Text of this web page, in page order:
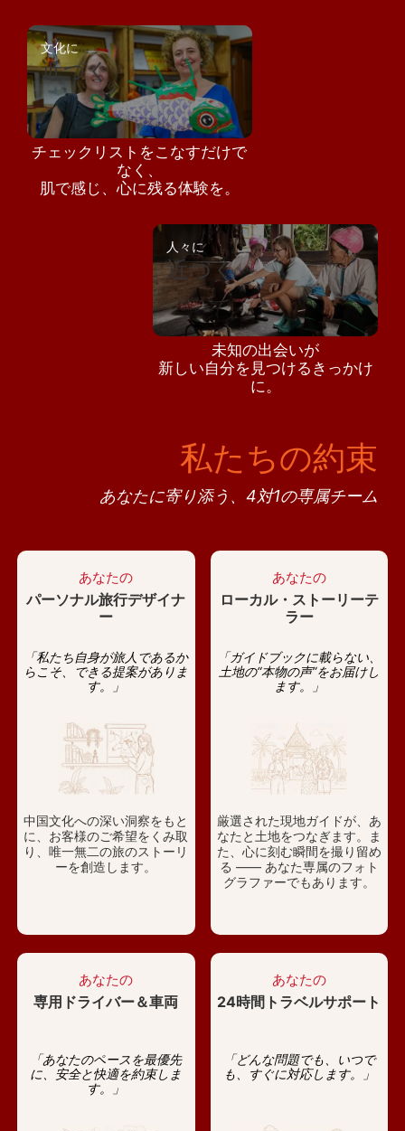
文化に
近づく
チェックリストをこなすだけで
なく、
肌で感じ、心に残る体験を。
人々に
近づく
未知の出会いが
新しい自分を見つけるきっかけ
に。
私たちの約束
あなたに寄り添う、4対1の専属チーム
あなたの
パーソナル旅行デザイナ
ー
「私たち自身が旅人であるか
らこそ、できる提案がありま
す。」
中国文化への深い洞察をもと
に、お客様のご希望をくみ取
り、唯一無二の旅のストーリ
ーを創造します。
あなたの
ローカル・ストーリーテ
ラー
「ガイドブックに載らない、
土地の“本物の声”をお届けし
ます。」
厳選された現地ガイドが、あ
なたと土地をつなぎます。ま
た、心に刻む瞬間を撮り留め
る —— あなた専属のフォト
グラファーでもあります。
あなたの
専用ドライバー＆車両
「あなたのペースを最優先
に、安全と快適を約束しま
す。」
あなたの
24時間トラベルサポート
「どんな問題でも、いつで
も、すぐに対応します。」